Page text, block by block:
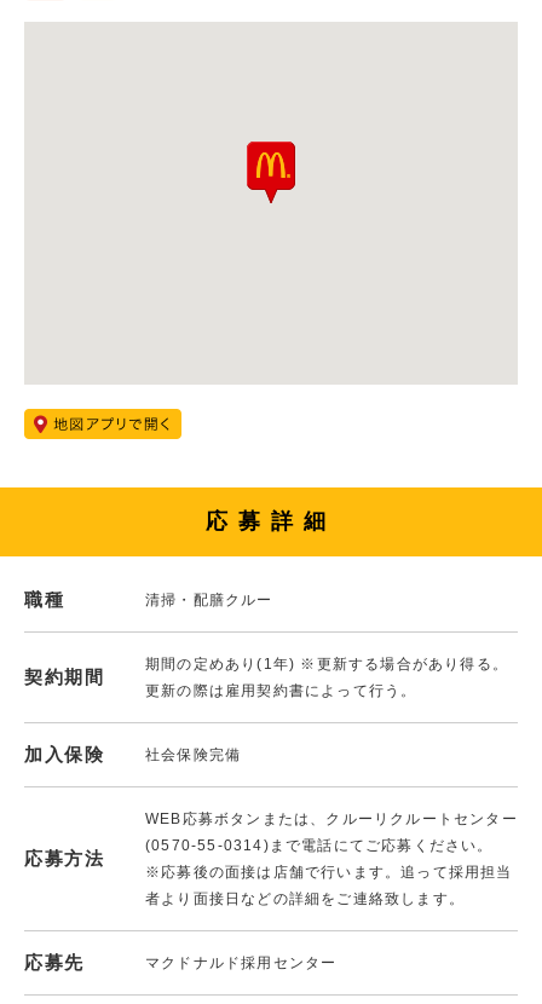
応募詳細
職種 清掃・配膳クルー
契約期間
期間の定めあり(1年) ※更新する場合があり得る。
更新の際は雇用契約書によって行う。
加入保険 社会保険完備
応募方法
WEB応募ボタンまたは、クルーリクルートセンター
(0570-55-0314)まで電話にてご応募ください。
※応募後の面接は店舗で行います。追って採用担当
者より面接日などの詳細をご連絡致します。
応募先 マクドナルド採用センター